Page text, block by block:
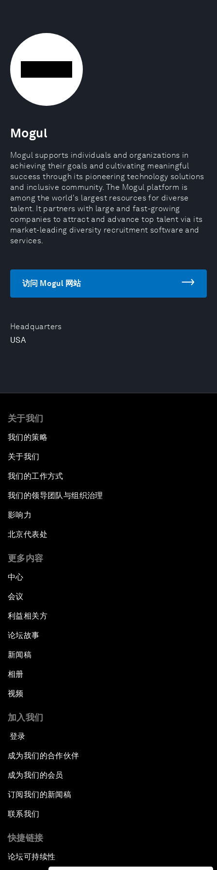
Headquarters
USA
Mogul
Mogul supports individuals and organizations in
achieving their goals and cultivating meaningful
success through its pioneering technology solutions
and inclusive community. The Mogul platform is
among the world's largest resources for diverse
talent. It partners with large and fast-growing
companies to attract and advance top talent via its
market-leading diversity recruitment software and
services.
访问 Mogul 网站
关于我们
我们的策略
关于我们
我们的工作方式
我们的领导团队与组织治理
影响力
北京代表处
更多内容
中心
会议
利益相关方
论坛故事
新闻稿
相册
视频
加入我们
登录
成为我们的合作伙伴
成为我们的会员
订阅我们的新闻稿
联系我们
快捷链接
论坛可持续性